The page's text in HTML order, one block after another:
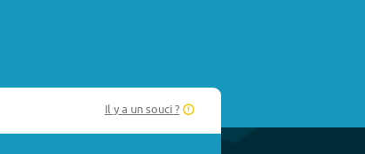
Il y a un souci ?